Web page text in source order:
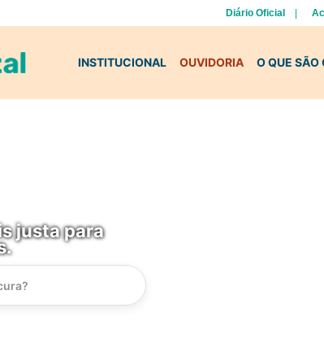
Diário Oficial
INSTITUCIONAL OUVIDORIA O QUE SÃO
justa para